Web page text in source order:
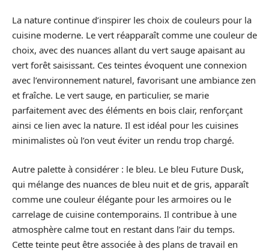
La nature continue d’inspirer les choix de couleurs pour la
cuisine moderne. Le vert réapparaît comme une couleur de
choix, avec des nuances allant du vert sauge apaisant au
vert forêt saisissant. Ces teintes évoquent une connexion
avec l’environnement naturel, favorisant une ambiance zen
et fraîche. Le vert sauge, en particulier, se marie
parfaitement avec des éléments en bois clair, renforçant
ainsi ce lien avec la nature. Il est idéal pour les cuisines
minimalistes où l’on veut éviter un rendu trop chargé.
Autre palette à considérer : le bleu. Le bleu Future Dusk,
qui mélange des nuances de bleu nuit et de gris, apparaît
comme une couleur élégante pour les armoires ou le
carrelage de cuisine contemporains. Il contribue à une
atmosphère calme tout en restant dans l’air du temps.
Cette teinte peut être associée à des plans de travail en